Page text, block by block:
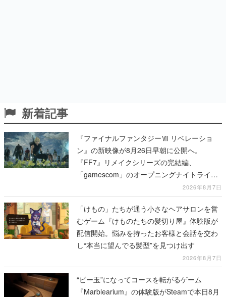
新着記事
『ファイナルファンタジーⅦ リベレーショ
ン』の新映像が8月26日早朝に公開へ。
『FF7』リメイクシリーズの完結編、
「gamescom」のオープニングナイトライブ
にてディレクターの浜口直樹氏が登壇する予
定
2026年8月7日
「けもの」たちが通う小さなヘアサロンを営
むゲーム『けものたちの髪切り屋』体験版が
配信開始。悩みを持ったお客様と会話を交わ
し“本当に望んでる髪型”を見つけ出す
2026年8月7日
“ビー玉”になってコースを転がるゲーム
『Marblearium』の体験版がSteamで本日8月